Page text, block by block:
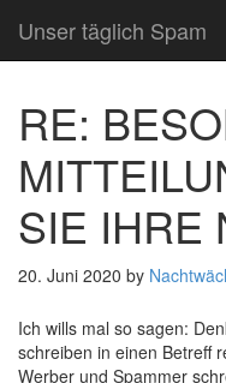
Unser täglich Spam
RE:
SIE IHRE
20. Juni 2020 by
Ich wills mal so sagen:
schreiben in einen Betreff
Werber und Spammer